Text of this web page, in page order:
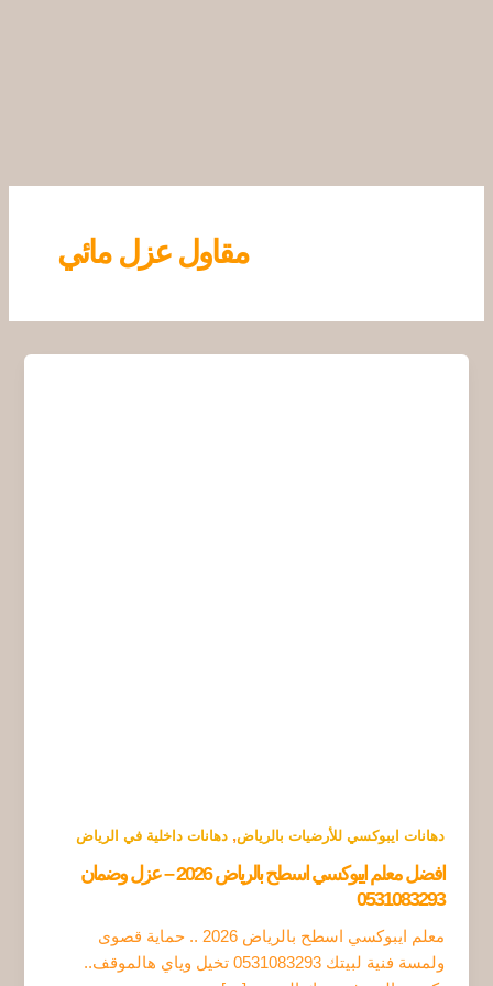
مقاول عزل مائي
دهانات ايبوكسي للأرضيات بالرياض,دهانات داخلية في الرياض
افضل معلم ايبوكسي اسطح بالرياض 2026 – عزل وضمان
0531083293
معلم ايبوكسي اسطح بالرياض 2026 .. حماية قصوى
ولمسة فنية لبيتك 0531083293 تخيل وياي هالموقف..